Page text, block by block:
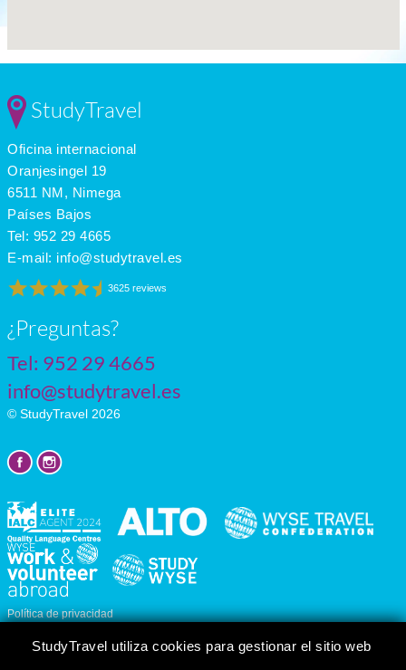
StudyTravel utiliza cookies para gestionar el sitio web
StudyTravel
Oficina internacional
Oranjesingel 19
6511 NM, Nimega
Países Bajos
Tel: 952 29 4665
E-mail: info@studytravel.es
3625 reviews
¿Preguntas?
Tel: 952 29 4665
info@studytravel.es
© StudyTravel 2026
Política de privacidad